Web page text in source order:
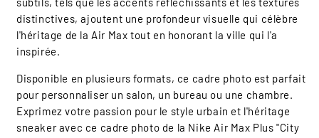
distinctives, ajoutent une profondeur visuelle qui célèbre
l'héritage de la Air Max tout en honorant la ville qui l'a
inspirée.
Disponible en plusieurs formats, ce cadre photo est parfait
pour personnaliser un salon, un bureau ou une chambre.
Exprimez votre passion pour le style urbain et l'héritage
sneaker avec ce cadre photo de la Nike Air Max Plus "City